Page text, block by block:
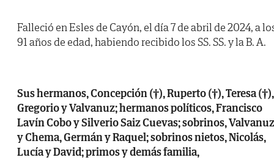
Falleció en Esles de Cayón, el día 7 de abril de 2024, a
91 años de edad, habiendo recibido los SS. SS. y la B. A.
Sus hermanos, Concepción (†), Ruperto (†), Teresa (†),
Gregorio y Valvanuz; hermanos políticos, Francisco
Lavín Cobo y Silverio Saiz Cuevas; sobrinos, Valvanuz
y Chema, Germán y Raquel; sobrinos nietos, Nicolás,
Lucía y David; primos y demás familia,